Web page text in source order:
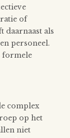
of
daarnaast als
personeel.
formele
complex
op het
niet